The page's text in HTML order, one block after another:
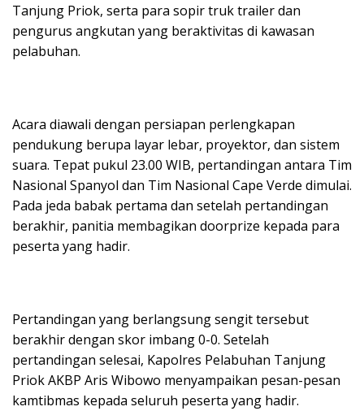
Tanjung Priok, serta para sopir truk trailer dan
pengurus angkutan yang beraktivitas di kawasan
pelabuhan.
Acara diawali dengan persiapan perlengkapan
pendukung berupa layar lebar, proyektor, dan sistem
suara. Tepat pukul 23.00 WIB, pertandingan antara Tim
Nasional Spanyol dan Tim Nasional Cape Verde dimulai.
Pada jeda babak pertama dan setelah pertandingan
berakhir, panitia membagikan doorprize kepada para
peserta yang hadir.
Pertandingan yang berlangsung sengit tersebut
berakhir dengan skor imbang 0-0. Setelah
pertandingan selesai, Kapolres Pelabuhan Tanjung
Priok AKBP Aris Wibowo menyampaikan pesan-pesan
kamtibmas kepada seluruh peserta yang hadir.